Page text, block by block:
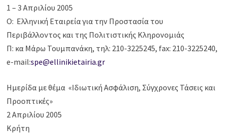
1 – 3 Απριλίου 2005
Ο: Ελληνική Εταιρεία για την Προστασία του
Περιβάλλοντος και της Πολιτιστικής Κληρονομιάς
Π: κα Μάρω Τουμπανάκη, τηλ: 210-3225245, fax: 210-3225240,
e-mail:spe@ellinikietairia.gr
Hμερίδα με θέμα «Ιδιωτική Ασφάλιση, Σύγχρονες Τάσεις και
Προοπτικές»
2 Απριλίου 2005
Κρήτη